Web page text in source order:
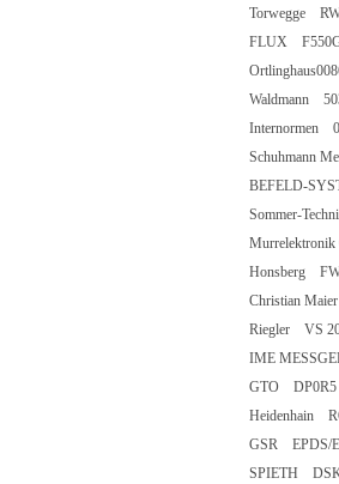
Torwegge
FLUX
Waldmann
Internormen
Schuhmann
BEFELD-
Sommer-
Honsberg
Christian
Riegler
IME
GTO
Heidenhain
GSR
SPIETH